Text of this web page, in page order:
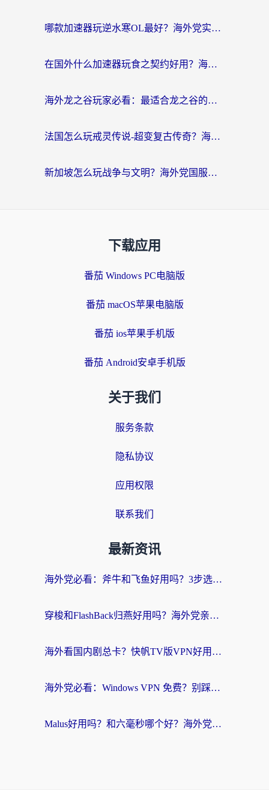
哪款加速器玩逆水寒OL最好？海外党实测后的终极选择指南
在国外什么加速器玩食之契约好用？海外党亲测有效的国服游戏加速指南
海外龙之谷玩家必看：最适合龙之谷的加速器，解决延迟卡顿还能畅玩幻书启示录和梦幻西游？
法国怎么玩戒灵传说-超变复古传奇？海外玩家国服游戏加速终极指南
新加坡怎么玩战争与文明？海外党国服游戏加速器终极避坑指南
下载应用
番茄 Windows PC电脑版
番茄 macOS苹果电脑版
番茄 ios苹果手机版
番茄 Android安卓手机版
关于我们
服务条款
隐私协议
应用权限
联系我们
最新资讯
海外党必看：斧牛和飞鱼好用吗？3步选对回国加速器，无缝刷剧玩国服
穿梭和FlashBack归燕好用吗？海外党亲测3款热门回国加速器，教你选对不踩坑
海外看国内剧总卡？快帆TV版VPN好用吗？和快滚VPN对比哪个回国效果更好？
海外党必看：Windows VPN 免费？别踩坑！教你选对好用的国内加速器无缝回国
Malus好用吗？和六毫秒哪个好？海外党选回国加速器的避坑指南